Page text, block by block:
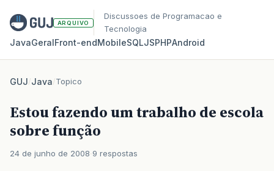
ARQUIVO
Discussoes de Programacao e
Tecnologia
JavaGeralFront‑endMobileSQLJSPHPAndroid
GUJ/Java/Topico
Estou fazendo um trabalho de escola
sobre função
24 de junho de 2008 9 respostas